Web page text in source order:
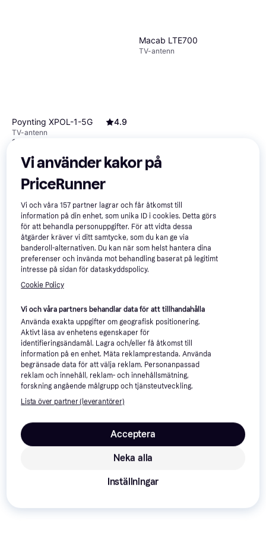
Poynting XPOL-1-5G 4.9
TV-antenn
1 770 kr
Macab LTE700
TV-antenn
9+ butiker
Trendande
Vi använder kakor på
PriceRunner
Vi och våra157 partner lagrar och får åtkomst till
information på din enhet, som unika ID i cookies. Detta görs
för att behandla personuppgifter. För att vidta dessa
åtgärder kräver vi ditt samtycke, som du kan ge via
banderoll-alternativen. Du kan när som helst hantera dina
preferenser och invända mot behandling baserat på legitimt
intresse på sidan för dataskyddspolicy.
Cookie Policy
Vi och våra partners behandlar data för att tillhandahålla
Använda exakta uppgifter om geografisk positionering.
Aktivt läsa av enhetens egenskaper för
identifieringsändamål. Lagra och/eller få åtkomst till
information på en enhet. Mäta reklamprestanda. Använda
begränsade data för att välja reklam. Personanpassad
reklam och innehåll, reklam- och innehållsmätning,
forskning angående målgrupp och tjänsteutveckling.
Lista över partner (leverantörer)
Neka alla
Acceptera
Inställningar